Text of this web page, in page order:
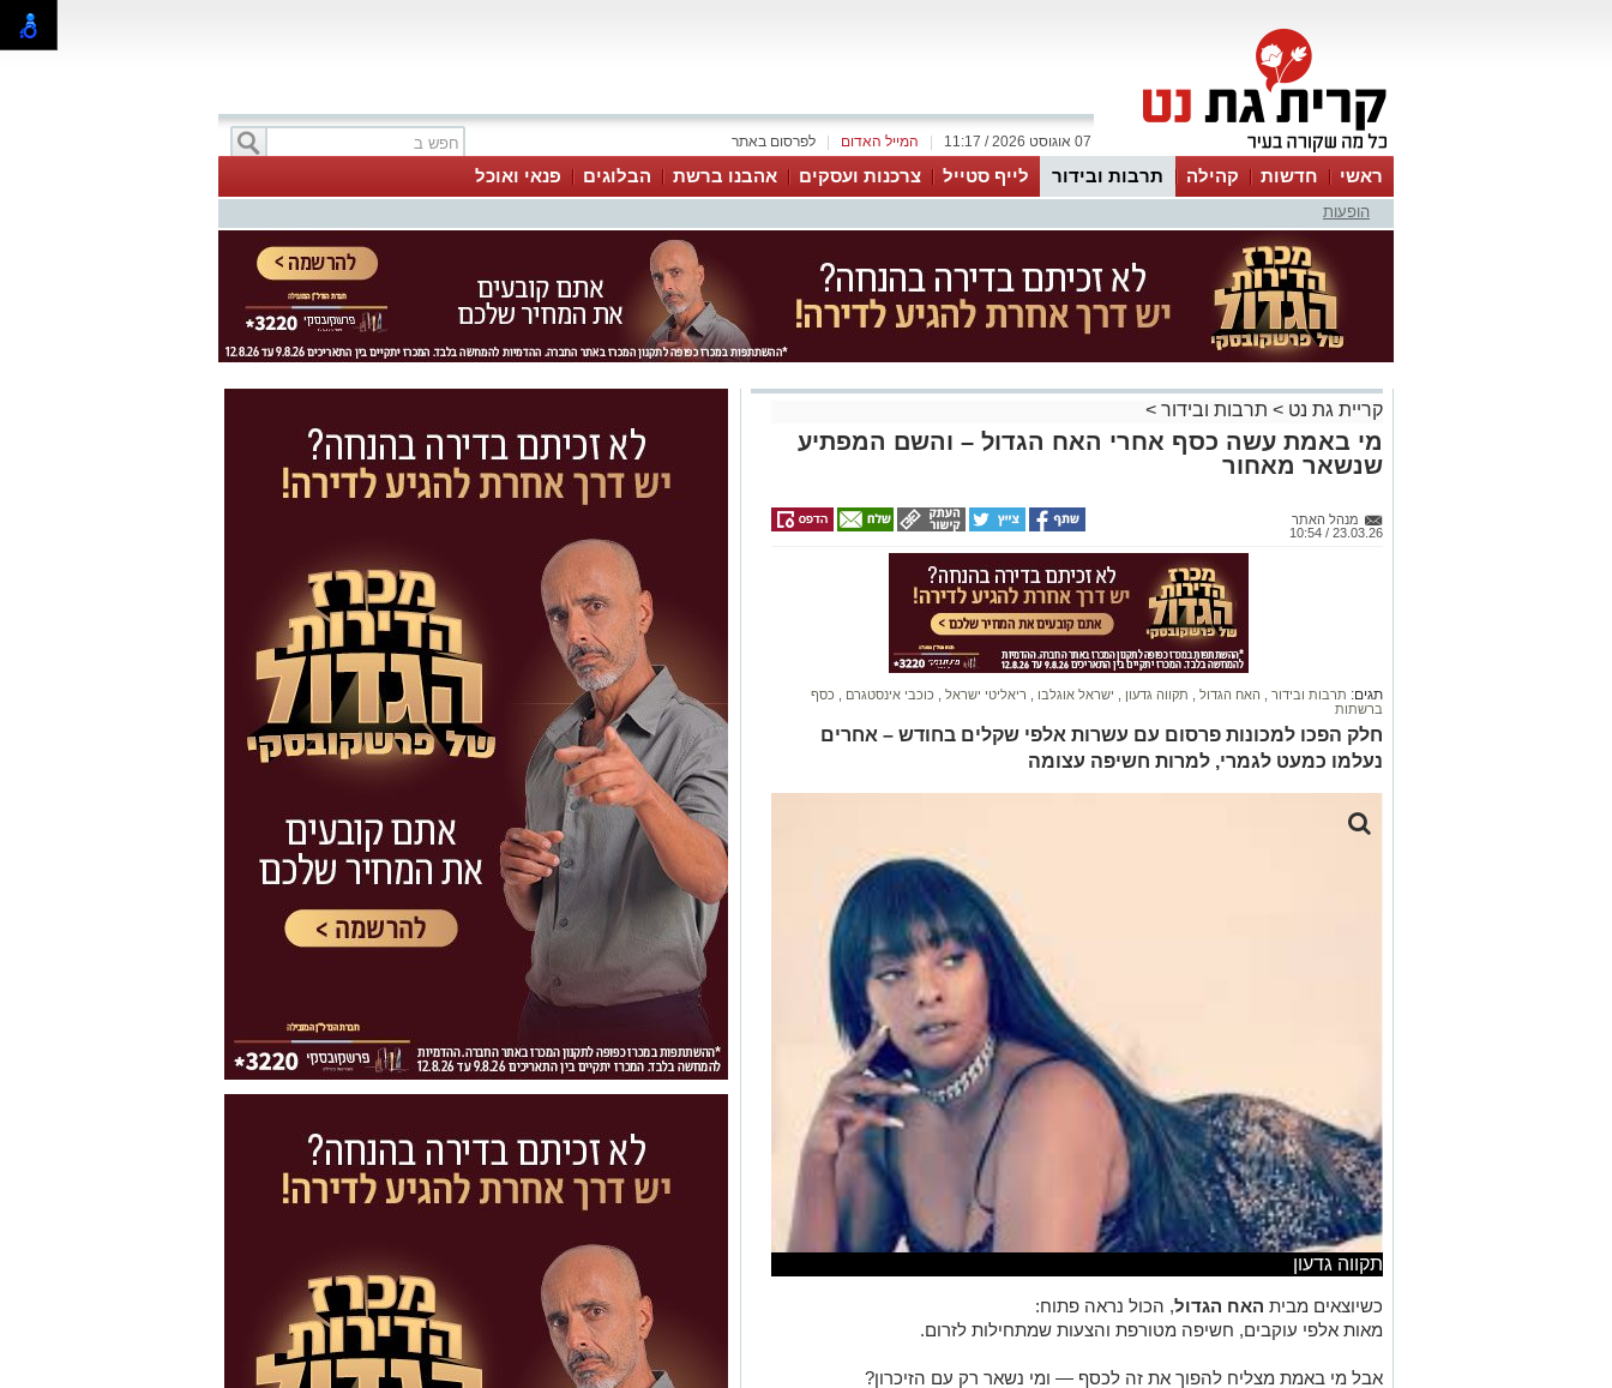
לפרסום באתר המייל האדום 07 אוגוסט 2026 / 11:17
ראשי חדשות קהילה תרבות ובידור לייף סטייל צרכנות ועסקים אהבנו ברשת הבלוגים פנאי ואוכל
הופעות
קריית גת נט > תרבות ובידור >
מי באמת עשה כסף אחרי האח הגדול – והשם המפתיע
שנשאר מאחור
מנהל האתר
23.03.26 / 10:54
תגים: תרבות ובידור האח הגדול תקווה גדעון ישראל אוגלבו ריאליטי ישראל כוכבי אינסטגרם
כסף
ברשתות
חלק הפכו למכונות פרסום עם עשרות אלפי שקלים בחודש – אחרים
נעלמו כמעט לגמרי, למרות חשיפה עצומה
תקווה גדעון
כשיוצאים מבית האח הגדול, הכול נראה פתוח:
מאות אלפי עוקבים, חשיפה מטורפת והצעות שמתחילות לזרום.
אבל מי באמת מצליח להפוך את זה לכסף — ומי נשאר רק עם הזיכרון?